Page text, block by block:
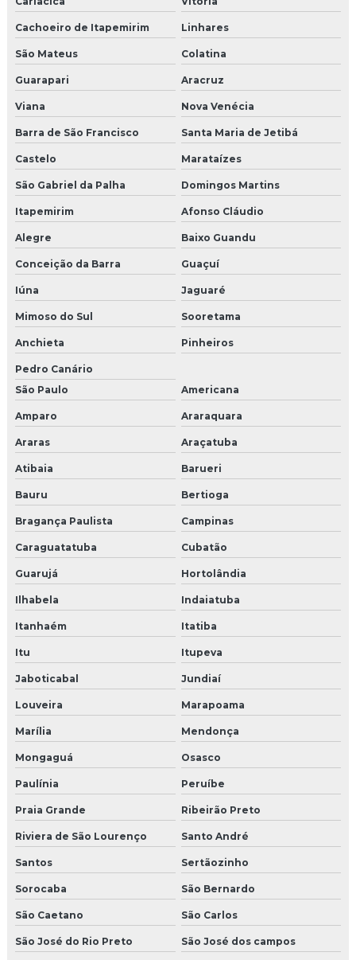
Cachoeiro de Itapemirim Linhares
São Mateus Colatina
Guarapari Aracruz
Viana Nova Venécia
Barra de São Francisco Santa Maria de Jetibá
Castelo Marataízes
São Gabriel da Palha Domingos Martins
Itapemirim Afonso Cláudio
Alegre Baixo Guandu
Conceição da Barra Guaçuí
Iúna Jaguaré
Mimoso do Sul Sooretama
Anchieta Pinheiros
Pedro Canário
São Paulo
Americana
Amparo Araraquara
Araras Araçatuba
Atibaia Barueri
Bauru Bertioga
Bragança Paulista Campinas
Caraguatatuba Cubatão
Guarujá Hortolândia
Ilhabela Indaiatuba
Itanhaém Itatiba
Itu Itupeva
Jaboticabal Jundiaí
Louveira Marapoama
Marília Mendonça
Mongaguá Osasco
Paulínia Peruíbe
Praia Grande Ribeirão Preto
Riviera de São Lourenço Santo André
Santos Sertãozinho
Sorocaba São Bernardo
São Caetano São Carlos
São José do Rio Preto São José dos campos